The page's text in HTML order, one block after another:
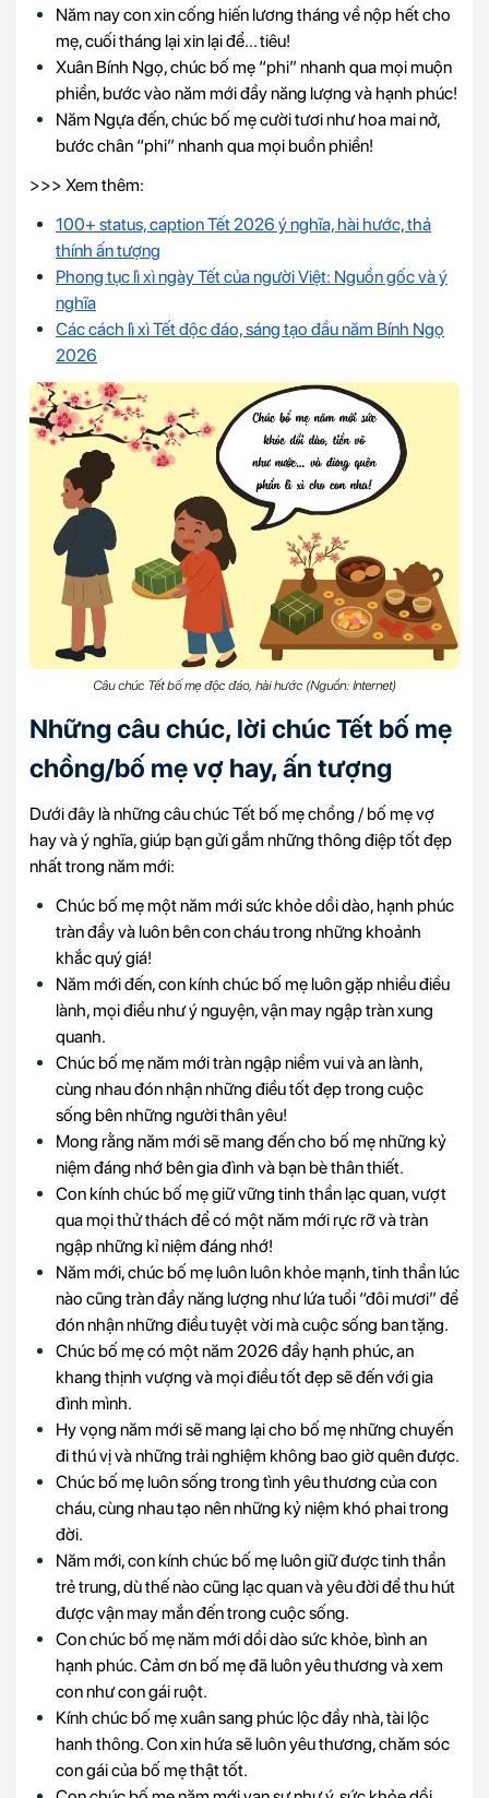
Năm nay con xin cống hiến lương tháng về nộp hết cho
mẹ, cuối tháng lại xin lại để... tiêu!
Xuân Bính Ngọ, chúc bố mẹ “phi” nhanh qua mọi muộn
phiền, bước vào năm mới đầy năng lượng và hạnh phúc!
Năm Ngựa đến, chúc bố mẹ cười tươi như hoa mai nở,
bước chân “phi” nhanh qua mọi buồn phiền!
>>> Xem thêm:
100+ status, caption Tết 2026 ý nghĩa, hài hước, thả
thính ấn tượng
Phong tục lì xì ngày Tết của người Việt: Nguồn gốc và ý
nghĩa
Các cách lì xì Tết độc đáo, sáng tạo đầu năm Bính Ngọ
2026
Câu chúc Tết bố mẹ độc đáo, hài hước (Nguồn: Internet)
Những câu chúc, lời chúc Tết bố mẹ
chồng/bố mẹ vợ hay, ấn tượng
Dưới đây là những câu chúc Tết bố mẹ chồng / bố mẹ vợ
hay và ý nghĩa, giúp bạn gửi gắm những thông điệp tốt đẹp
nhất trong năm mới:
Chúc bố mẹ một năm mới sức khỏe dồi dào, hạnh phúc
tràn đầy và luôn bên con cháu trong những khoảnh
khắc quý giá!
Năm mới đến, con kính chúc bố mẹ luôn gặp nhiều điều
lành, mọi điều như ý nguyện, vận may ngập tràn xung
quanh.
Chúc bố mẹ năm mới tràn ngập niềm vui và an lành,
cùng nhau đón nhận những điều tốt đẹp trong cuộc
sống bên những người thân yêu!
Mong rằng năm mới sẽ mang đến cho bố mẹ những kỷ
niệm đáng nhớ bên gia đình và bạn bè thân thiết.
Con kính chúc bố mẹ giữ vững tinh thần lạc quan, vượt
qua mọi thử thách để có một năm mới rực rỡ và tràn
ngập những kỉ niệm đáng nhớ!
Năm mới, chúc bố mẹ luôn luôn khỏe mạnh, tinh thần lúc
nào cũng tràn đầy năng lượng như lứa tuổi “đôi mươi” để
đón nhận những điều tuyệt vời mà cuộc sống ban tặng.
Chúc bố mẹ có một năm 2026 đầy hạnh phúc, an
khang thịnh vượng và mọi điều tốt đẹp sẽ đến với gia
đình mình.
Hy vọng năm mới sẽ mang lại cho bố mẹ những chuyến
đi thú vị và những trải nghiệm không bao giờ quên được.
Chúc bố mẹ luôn sống trong tình yêu thương của con
cháu, cùng nhau tạo nên những kỷ niệm khó phai trong
đời.
Năm mới, con kính chúc bố mẹ luôn giữ được tinh thần
trẻ trung, dù thế nào cũng lạc quan và yêu đời để thu hút
được vận may mắn đến trong cuộc sống.
Con chúc bố mẹ năm mới dồi dào sức khỏe, bình an
hạnh phúc. Cảm ơn bố mẹ đã luôn yêu thương và xem
con như con gái ruột.
Kính chúc bố mẹ xuân sang phúc lộc đầy nhà, tài lộc
hanh thông. Con xin hứa sẽ luôn yêu thương, chăm sóc
con gái của bố mẹ thật tốt.